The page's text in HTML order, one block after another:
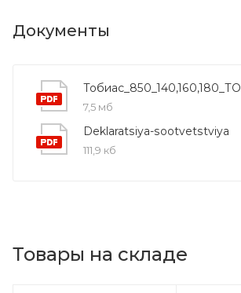
Документы
Тобиас_850_140,160,180_ТО
7,5 мб
Deklaratsiya-sootvetstviya
111,9 кб
Товары на складе